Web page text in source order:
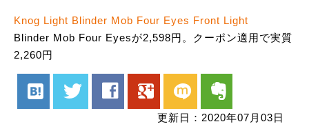
Knog Light Blinder Mob Four Eyes Front Light
Blinder Mob Four Eyesが2,598円。クーポン適用で実質
2,260円
hatenabookmark twitter facebook google mixi evernote
更新日：2020年07月03日